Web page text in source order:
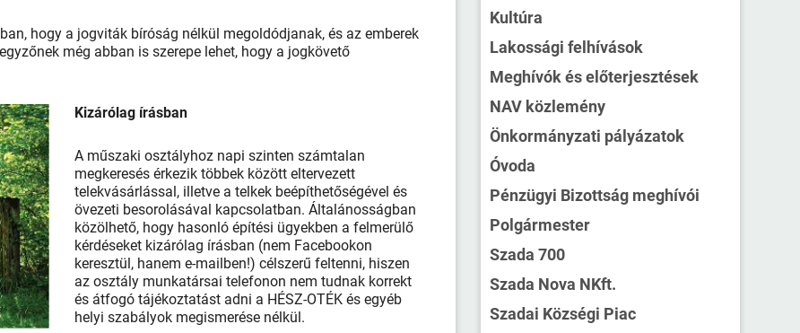
hogy a jogviták bíróság nélkül megoldódjanak, és az emberek
még abban is szerepe lehet, hogy a jogkövető
Kizárólag írásban
A műszaki osztályhoz napi szinten számtalan
megkeresés érkezik többek között eltervezett
telekvásárlással, illetve a telkek beépíthetőségével és
övezeti besorolásával kapcsolatban. Általánosságban
közölhető, hogy hasonló építési ügyekben a felmerülő
kérdéseket kizárólag írásban (nem Facebookon
keresztül, hanem e-mailben!) célszerű feltenni, hiszen
az osztály munkatársai telefonon nem tudnak korrekt
és átfogó tájékoztatást adni a HÉSZ-OTÉK és egyéb
helyi szabályok megismerése nélkül.
Kultúra
Lakossági felhívások
Meghívók és előterjesztések
NAV közlemény
Önkormányzati pályázatok
Óvoda
Pénzügyi Bizottság meghívói
Polgármester
Szada 700
Szada Nova NKft.
Szadai Községi Piac